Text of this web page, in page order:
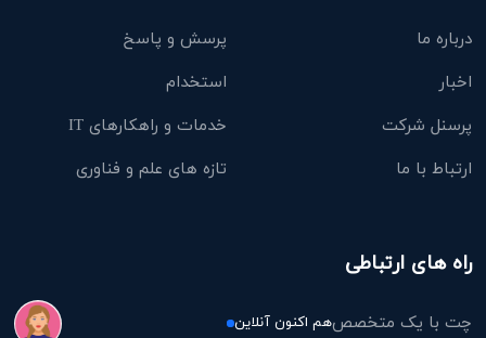
درباره ما
پرسش و پاسخ
اخبار
استخدام
پرسنل شرکت
خدمات و راهکارهای IT
ارتباط با ما
تازه های علم و فناوری
راه های ارتباطی
چت با یک متخصصهم اکنون آنلاین